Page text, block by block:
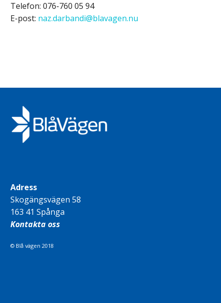
Telefon: 076-760 05 94
E-post: naz.darbandi@blavagen.nu
Adress
Skogängsvägen 58
163 41 Spånga
Kontakta oss
© Blå vägen 2018